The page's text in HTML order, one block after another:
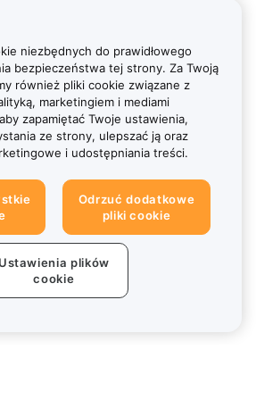
niezbędnych do prawidłowego
bezpieczeństwa tej strony. Za Twoją
również pliki cookie związane z
marketingiem i mediami
zapamiętać Twoje ustawienia,
ze strony, ulepszać ją oraz
i udostępniania treści.
Odrzuć dodatkowe
pliki cookie
Ustawienia plików
cookie